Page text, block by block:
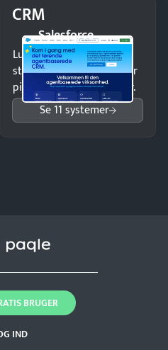
CRM
Salesforce
Luk flere salg med et
struktureret overblik over
pipeline og opfølgninger.
Se 11 systemer
IND
BRUGER